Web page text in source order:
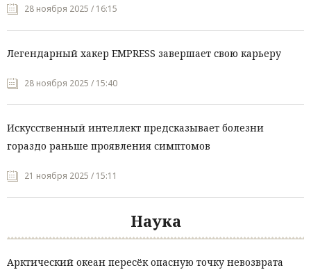
28 ноября 2025 / 16:15
Легендарный хакер EMPRESS завершает свою карьеру
28 ноября 2025 / 15:40
Искусственный интеллект предсказывает болезни
гораздо раньше проявления симптомов
21 ноября 2025 / 15:11
Наука
Арктический океан пересёк опасную точку невозврата